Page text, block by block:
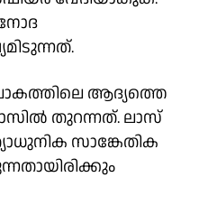
ആദ്യത്തെ
തുറന്നത്. ലാസ്
സാങ്കേതിക